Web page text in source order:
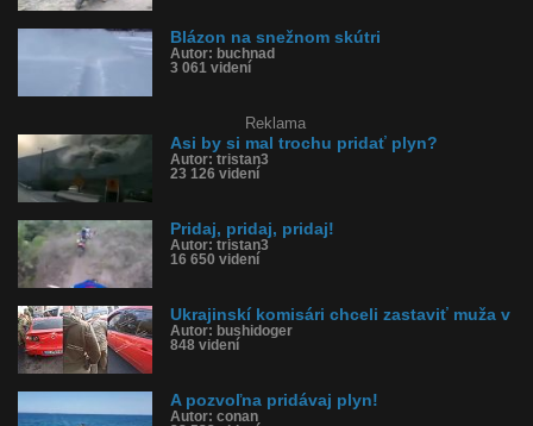
Blázon na snežnom skútri
Autor: buchnad
3 061 videní
Reklama
Asi by si mal trochu pridať plyn?
Autor: tristan3
23 126 videní
Pridaj, pridaj, pridaj!
Autor: tristan3
16 650 videní
Ukrajinskí komisári chceli zastaviť muža v
Autor: bushidoger
848 videní
A pozvoľna pridávaj plyn!
Autor: conan